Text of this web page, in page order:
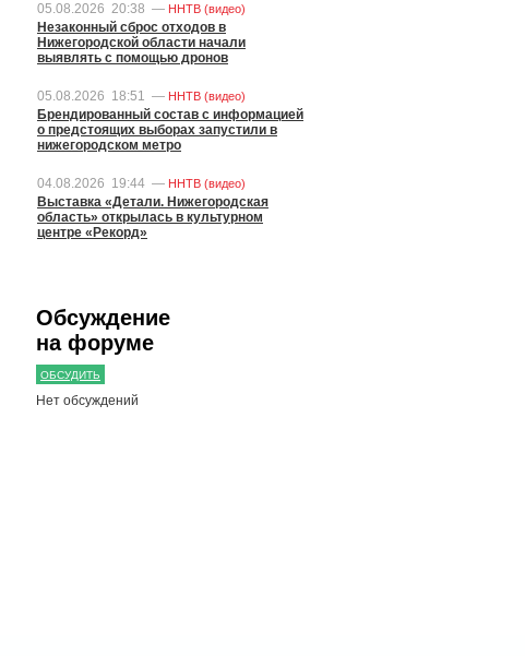
05.08.2026 20:38 — ННТВ (видео)
Незаконный сброс отходов в
Нижегородской области начали
выявлять с помощью дронов
05.08.2026 18:51 — ННТВ (видео)
Брендированный состав с информацией
о предстоящих выборах запустили в
нижегородском метро
04.08.2026 19:44 — ННТВ (видео)
Выставка «Детали. Нижегородская
область» открылась в культурном
центре «Рекорд»
Обсуждение
на форуме
ОБСУДИТЬ
Нет обсуждений